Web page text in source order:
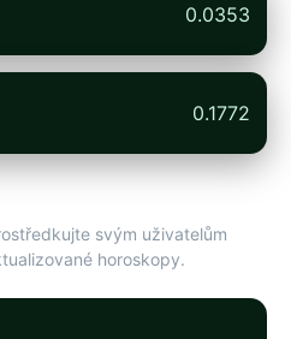
0.0353
0.1772
svým uživatelům
horoskopy.